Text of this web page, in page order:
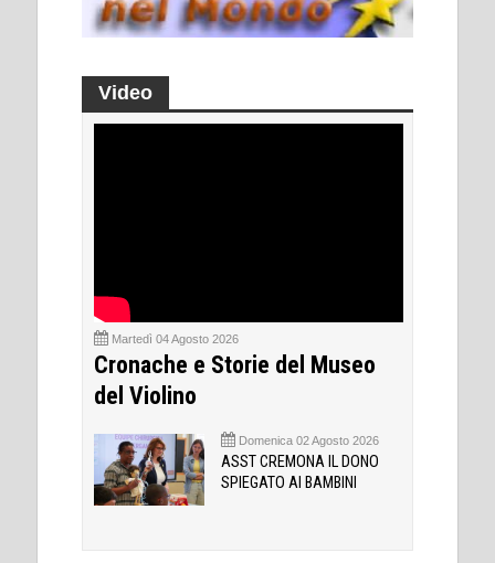
Video
Martedì 04 Agosto 2026
Cronache e Storie del Museo
del Violino
Domenica 02 Agosto 2026
ASST CREMONA IL DONO
SPIEGATO AI BAMBINI